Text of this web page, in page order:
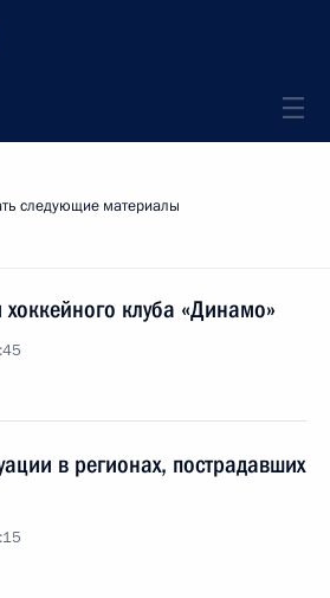
следующие материалы
клуба «Динамо»
в регионах, пострадавших